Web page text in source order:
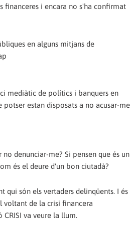
financeres i encara no s'ha confirmat
en alguns mitjans de
mediàtic de polítics i banquers en
estan disposats a no acusar-me
denunciar-me? Si pensen que és un
és el deure d'un bon ciutadà?
qui són els vertaders delinqüents. I és
voltant de la crisi financera
va veure la llum.